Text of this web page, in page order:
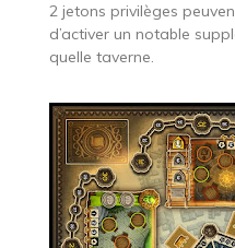
2 jetons privilèges
d’activer un notable
quelle taverne.